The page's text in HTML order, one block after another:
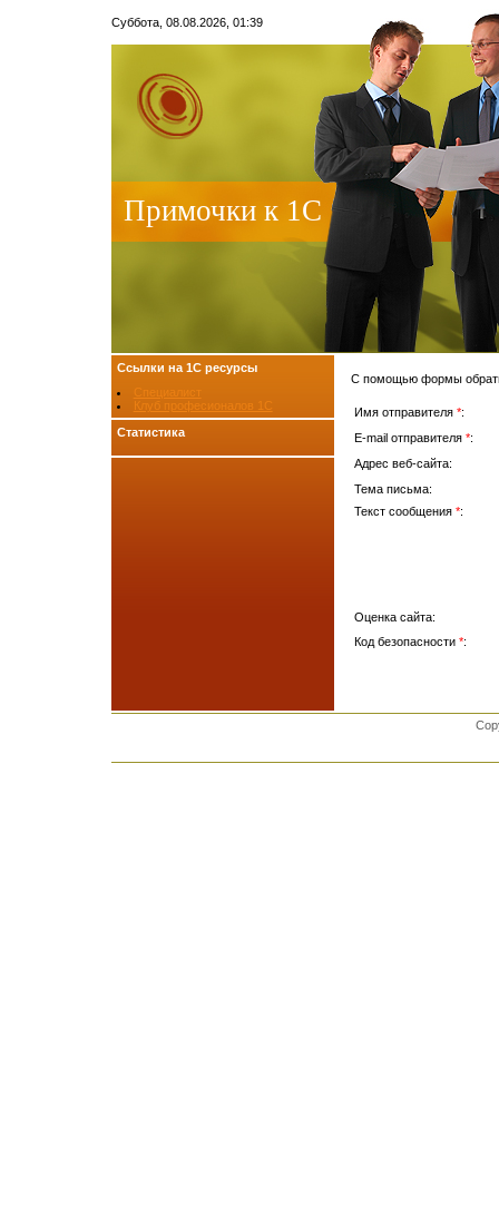
Суббота, 08.08.2026, 01:39
Примочки к 1С
Ссылки на 1С ресурсы
Специалист
Клуб професионалов 1С
Статистика
С помощью формы
Имя отправителя *:
E-mail отправителя *:
Адрес веб-сайта:
Тема письма:
Текст сообщения *:
Оценка сайта:
Код безопасности *: